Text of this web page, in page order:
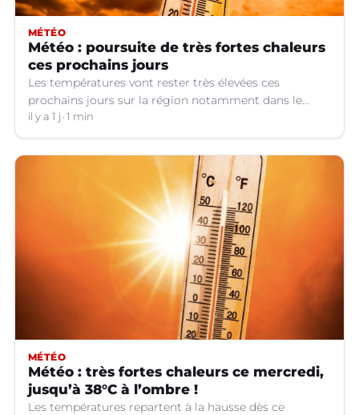
MÉTÉO
Météo : poursuite de très fortes chaleurs
ces prochains jours
Les températures vont rester très élevées ces
prochains jours sur la région notamment dans le
Languedoc.
il y a 1 j 1 min
MÉTÉO
Météo : très fortes chaleurs ce mercredi,
jusqu’à 38°C à l’ombre !
Les températures repartent à la hausse dès ce